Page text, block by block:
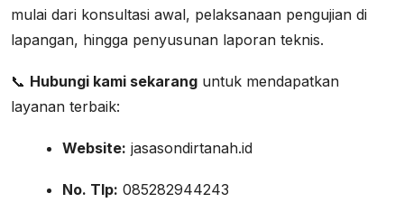
mulai dari konsultasi awal, pelaksanaan pengujian di
lapangan, hingga penyusunan laporan teknis.
📞 Hubungi kami sekarang untuk mendapatkan
layanan terbaik:
Website: jasasondirtanah.id
No. Tlp: 085282944243